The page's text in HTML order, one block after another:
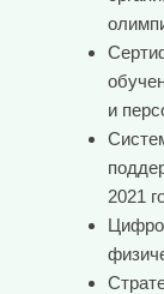
и
2021